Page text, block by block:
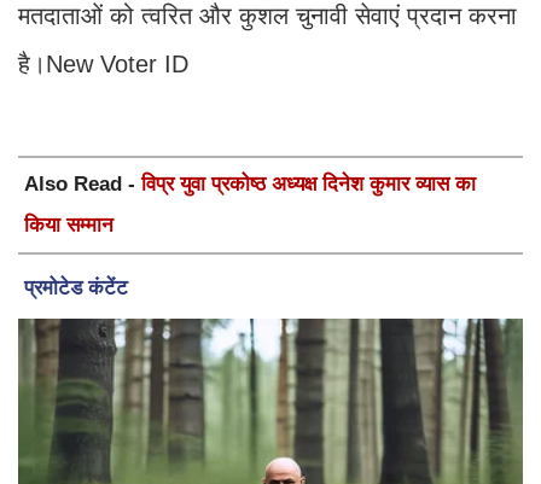
मतदाताओं को त्वरित और कुशल चुनावी सेवाएं प्रदान करना
है।New Voter ID
Also Read -विप्र युवा प्रकोष्ठ अध्यक्ष दिनेश कुमार व्यास का
किया सम्मान